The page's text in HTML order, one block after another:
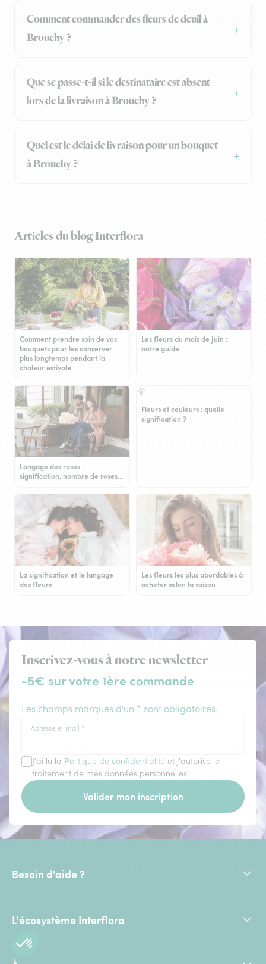
Comment commander des fleurs de deuil à
Brouchy ?
Que se passe-t-il si le destinataire est absent
lors de la livraison à Brouchy ?
Quel est le délai de livraison pour un bouquet
à Brouchy ?
Articles du blog Interflora
Comment prendre soin de vos
bouquets pour les conserver
plus longtemps pendant la
chaleur estivale
Les fleurs du mois de Juin :
notre guide
Langage des roses :
signification, nombre de roses…
Fleurs et couleurs : quelle
signification ?
La signification et le langage
des fleurs
Les fleurs les plus abordables à
acheter selon la saison
Inscrivez-vous à notre newsletter
-5€ sur votre 1ère commande
Les champs marqués d'un * sont obligatoires.
Adresse e-mail *
J'ai lu la Politique de confidentialité et j'autorise le
traitement de mes données personnelles.
Valider mon inscription
Besoin d'aide ?
L'écosystème Interflora